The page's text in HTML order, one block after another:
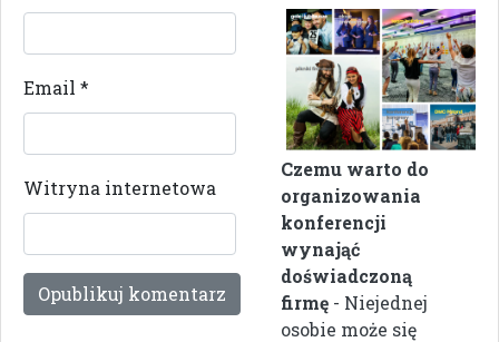
Email *
Witryna internetowa
Czemu warto do
organizowania
konferencji
wynająć
doświadczoną
firmę - Niejednej
osobie może się